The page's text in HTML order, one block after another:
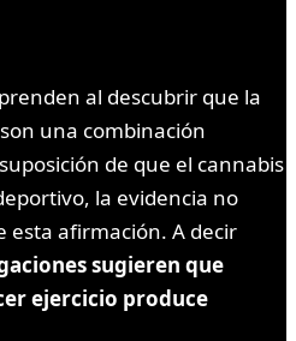
al descubrir que la
una combinación
de que el cannabis
la evidencia no
esta afirmación. A decir
sugieren que
ejercicio produce